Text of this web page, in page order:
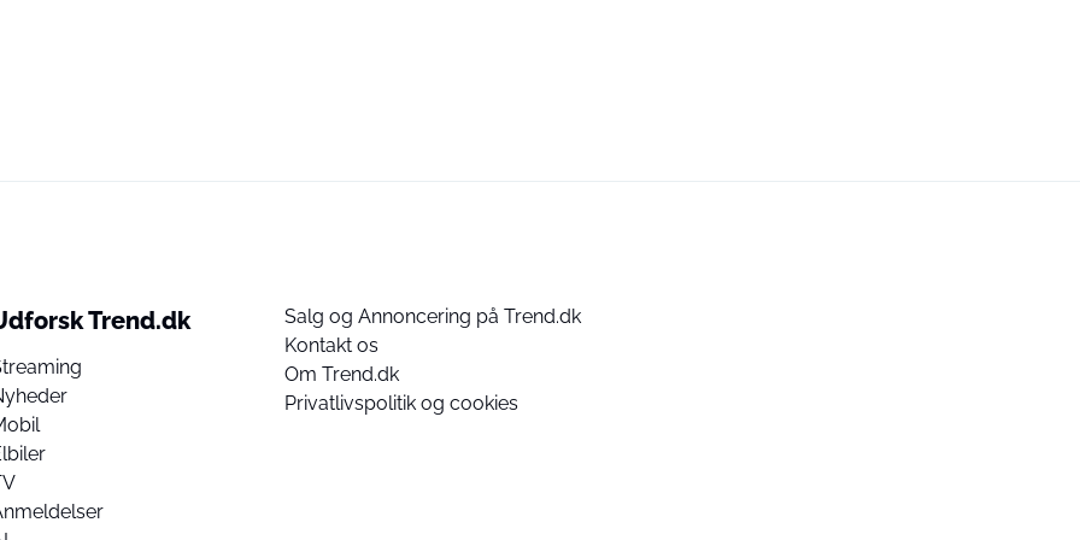
Trend.dk
Salg og Annoncering på Trend.dk
Kontakt os
Om Trend.dk
Privatlivspolitik og cookies